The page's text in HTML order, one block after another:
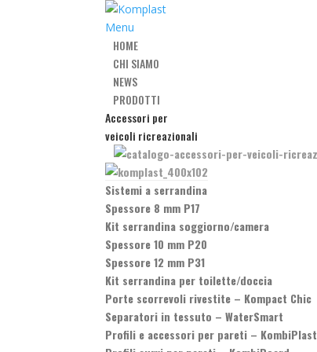
Menu
HOME
CHI SIAMO
NEWS
PRODOTTI
Accessori per
veicoli ricreazionali
Sistemi a serrandina
Spessore 8 mm P17
Kit serrandina soggiorno/camera
Spessore 10 mm P20
Spessore 12 mm P31
Kit serrandina per toilette/doccia
Porte scorrevoli rivestite – Kompact Chic
Separatori in tessuto –WaterSmart
Profili e accessori per pareti – KombiPlast